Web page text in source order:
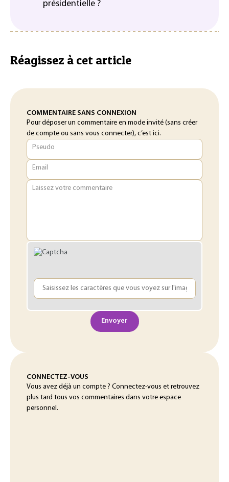
présidentielle ?
Réagissez à cet article
COMMENTAIRE SANS CONNEXION
Pour déposer un commentaire en mode invité (sans créer
de compte ou sans vous connecter), c’est ici.
Pseudo
Email
Laissez votre commentaire
Envoyer
CONNECTEZ-VOUS
Vous avez déjà un compte ? Connectez-vous et retrouvez
plus tard tous vos commentaires dans votre espace
personnel.